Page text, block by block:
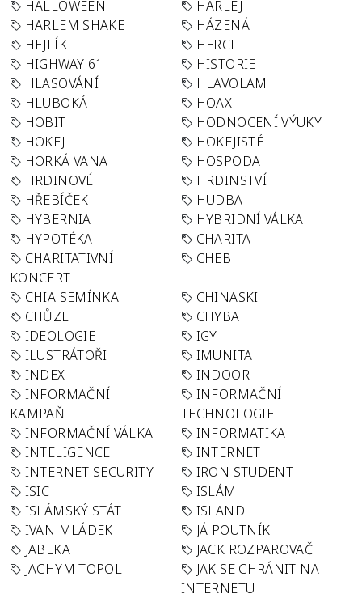
HALLOWEEN
HARLEJ
HARLEM SHAKE
HÁZENÁ
HEJLÍK
HERCI
HIGHWAY 61
HISTORIE
HLASOVÁNÍ
HLAVOLAM
HLUBOKÁ
HOAX
HOBIT
HODNOCENÍ VÝUKY
HOKEJ
HOKEJISTÉ
HORKÁ VANA
HOSPODA
HRDINOVÉ
HRDINSTVÍ
HŘEBÍČEK
HUDBA
HYBERNIA
HYBRIDNÍ VÁLKA
HYPOTÉKA
CHARITA
CHARITATIVNÍ
KONCERT
CHEB
CHIA SEMÍNKA
CHINASKI
CHŮZE
CHYBA
IDEOLOGIE
IGY
ILUSTRÁTOŘI
IMUNITA
INDEX
INDOOR
INFORMAČNÍ
KAMPAŇ
INFORMAČNÍ
TECHNOLOGIE
INFORMAČNÍ VÁLKA
INFORMATIKA
INTELIGENCE
INTERNET
INTERNET SECURITY
IRON STUDENT
ISIC
ISLÁM
ISLÁMSKÝ STÁT
ISLAND
IVAN MLÁDEK
JÁ POUTNÍK
JABLKA
JACK ROZPAROVAČ
JACHYM TOPOL
JAK SE CHRÁNIT NA
INTERNETU